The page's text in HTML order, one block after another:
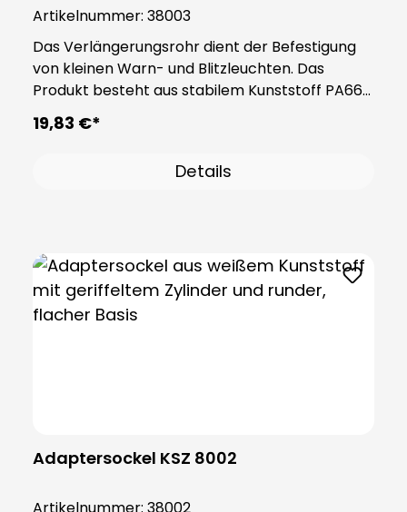
Artikelnummer: 38003
Das Verlängerungsrohr dient der Befestigung
von kleinen Warn- und Blitzleuchten. Das
Produkt besteht aus stabilem Kunststoff PA66
und wird inklusive eines Dichtungsringes
geliefert, der der Verlängerung die Schutzart
19,83 €*
Details
Adaptersockel KSZ 8002